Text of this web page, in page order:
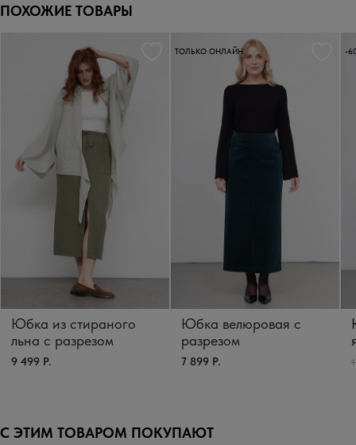
ПОХОЖИЕ ТОВАРЫ
Юбка из стираного
льна с разрезом
9 499 Р.
ТОЛЬКО ОНЛАЙН
Юбка велюровая с
разрезом
7 899 Р.
-
С ЭТИМ ТОВАРОМ ПОКУПАЮТ